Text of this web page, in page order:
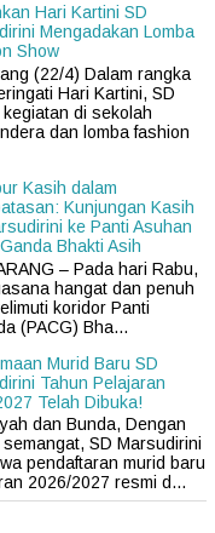
Hari Kartini SD
Mengadakan Lomba
Show
(22/4) Dalam rangka
Hari Kartini, SD
di sekolah
dan lomba fashion
Kasih dalam
Kunjungan Kasih
ke Panti Asuhan
Bhakti Asih
– Pada hari Rabu,
hangat dan penuh
koridor Panti
(PACG) Bha...
Murid Baru SD
Tahun Pelajaran
Telah Dibuka!
dan Bunda, Dengan
SD Marsudirini
pendaftaran murid baru
2026/2027 resmi d...